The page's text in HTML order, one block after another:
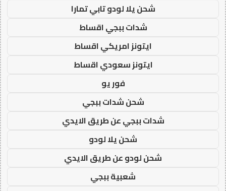
شحن يلا لودو تابي تمارا
شدات ببجي اقساط
ايتونز امريكي اقساط
ايتونز سعودي اقساط
فور يو
شحن شدات ببجي
شدات ببجي عن طريق الايدي
شحن يلا لودو
شحن لودو عن طريق الايدي
شعبية ببجي